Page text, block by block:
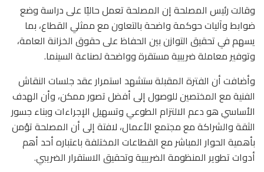
وقالت رئيس المصلحة إن المصلحة تعمل حاليًا على دراسة وضع
ضوابط وآليات حوكمة واضحة بالتعاون مع ممثلي القطاع، بما
يسهم في تحقيق التوازن بين الحفاظ على حقوق الخزانة العامة،
وتوفير معاملة ضريبية مستقرة وواضحة لصناعة السينما.
وأضافت أن الفترة المقبلة ستشهد استمرار عقد جلسات النقاش
الفنية مع المختصين للوصول إلى أفضل تصور ممكن، وأن الهدف
الأساسي هو دعم الالتزام الطوعي وتسهيل الإجراءات وبناء جسور
الثقة والشراكة مع مجتمع الأعمال، لافتة إلى أن المصلحة تؤمن
بأهمية الحوار المباشر مع القطاعات المختلفة باعتباره أحد أهم
أدوات تطوير المنظومة الضريبية وتحقيق الاستقرار الضريبي.